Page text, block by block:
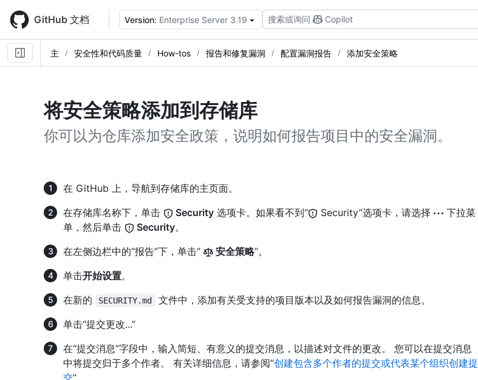
main
content
GitHub 文档 Version: Enterprise Server 3.19 搜索或询问 Copilot
主 安全性和代码质量 How-tos 报告和修复漏洞 配置漏洞报告 添加安全策略
将安全策略添加到存储库
你可以为仓库添加安全政策，说明如何报告项目中的安全漏洞。
在 GitHub 上，导航到存储库的主页面。
在存储库名称下，单击
Security 选项卡。如果看不到“ Security”选项卡，请选择
下拉菜
单，然后单击
Security。
在左侧边栏中的“报告”下，单击“
安全策略”。
单击开始设置。
在新的
SECURITY.md
文件中，添加有关受支持的项目版本以及如何报告漏洞的信息。
单击“提交更改...”
在“提交消息”字段中，输入简短、有意义的提交消息，以描述对文件的更改。 您可以在提交消息
中将提交归于多个作者。 有关详细信息，请参阅“创建包含多个作者的提交或代表某个组织创建提
交”。